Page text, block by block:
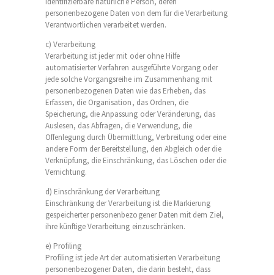
personenbezogene Daten von dem für die Verarbeitung
Verantwortlichen verarbeitet werden.
c) Verarbeitung
Verarbeitung ist jeder mit oder ohne Hilfe
automatisierter Verfahren ausgeführte Vorgang oder
jede solche Vorgangsreihe im Zusammenhang mit
personenbezogenen Daten wie das Erheben, das
Erfassen, die Organisation, das Ordnen, die
Speicherung, die Anpassung oder Veränderung, das
Auslesen, das Abfragen, die Verwendung, die
Offenlegung durch Übermittlung, Verbreitung oder eine
andere Form der Bereitstellung, den Abgleich oder die
Verknüpfung, die Einschränkung, das Löschen oder die
Vernichtung.
d) Einschränkung der Verarbeitung
Einschränkung der Verarbeitung ist die Markierung
gespeicherter personenbezogener Daten mit dem Ziel,
ihre künftige Verarbeitung einzuschränken.
e) Profiling
Profiling ist jede Art der automatisierten Verarbeitung
personenbezogener Daten, die darin besteht, dass